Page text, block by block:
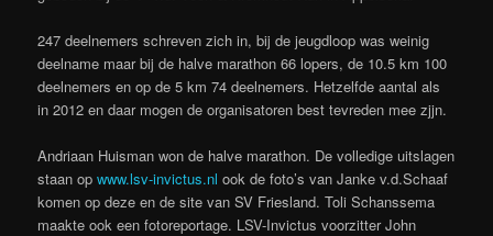
247 deelnemers schreven zich in, bij de jeugdloop was weinig
deelname maar bij de halve marathon 66 lopers, de 10.5 km 100
deelnemers en op de 5 km 74 deelnemers. Hetzelfde aantal als
in 2012 en daar mogen de organisatoren best tevreden mee zjjn.
Andriaan Huisman won de halve marathon. De volledige uitslagen
staan opwww.lsv-invictus.nl ook de foto’s van Janke v.d.Schaaf
komen op deze en de site van SV Friesland. Toli Schanssema
maakte ook een fotoreportage. LSV-Invictus voorzitter John